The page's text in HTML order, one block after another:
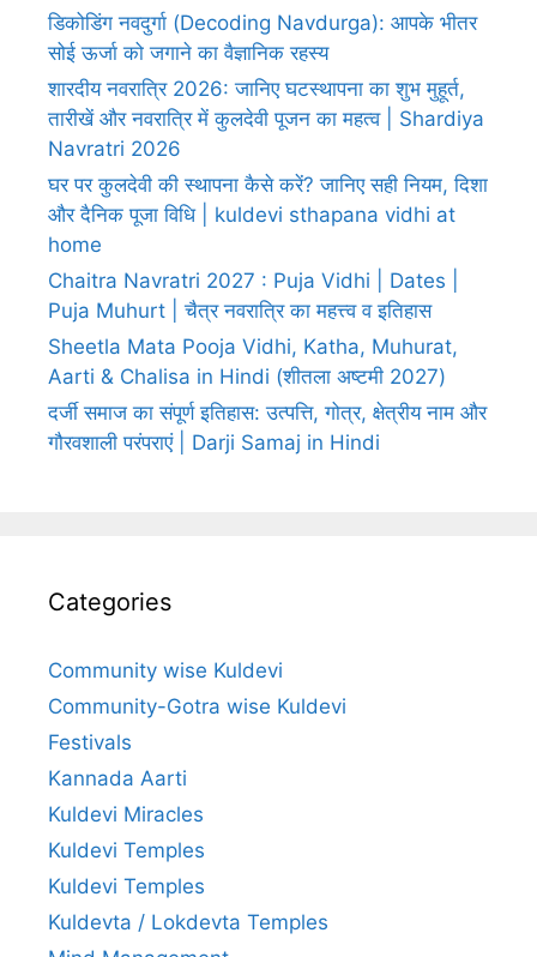
डिकोडिंग नवदुर्गा (Decoding Navdurga): आपके भीतर
सोई ऊर्जा को जगाने का वैज्ञानिक रहस्य
शारदीय नवरात्रि 2026: जानिए घटस्थापना का शुभ मुहूर्त,
तारीखें और नवरात्रि में कुलदेवी पूजन का महत्व | Shardiya
Navratri 2026
घर पर कुलदेवी की स्थापना कैसे करें? जानिए सही नियम, दिशा
और दैनिक पूजा विधि | kuldevi sthapana vidhi at
home
Chaitra Navratri 2027 : Puja Vidhi | Dates |
Puja Muhurt | चैत्र नवरात्रि का महत्त्व व इतिहास
Sheetla Mata Pooja Vidhi, Katha, Muhurat,
Aarti & Chalisa in Hindi (शीतला अष्टमी 2027)
दर्जी समाज का संपूर्ण इतिहास: उत्पत्ति, गोत्र, क्षेत्रीय नाम और
गौरवशाली परंपराएं | Darji Samaj in Hindi
Categories
Community wise Kuldevi
Community-Gotra wise Kuldevi
Festivals
Kannada Aarti
Kuldevi Miracles
Kuldevi Temples
Kuldevi Temples
Kuldevta / Lokdevta Temples